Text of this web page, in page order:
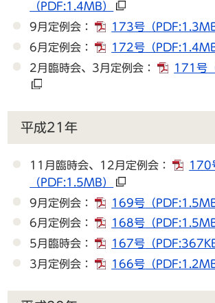
（PDF:1.4MB）
9月定例会：
173号 （PDF:1.3MB
6月定例会：
172号 （PDF:1.4MB
2月臨時会、3月定例会：
171号
平成21年
11月臨時会、12月定例会：
170
（PDF:1.5MB）
9月定例会：
169号 （PDF:1.5MB
6月定例会：
168号 （PDF:1.5MB
5月臨時会：
167号 （
3月定例会：
166号 （PDF:1.2MB